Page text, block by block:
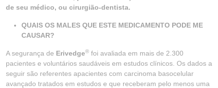
de seu médico, ou cirurgião-dentista.
QUAIS OS MALES QUE ESTE MEDICAMENTO PODE ME
CAUSAR?
A segurança de Erivedge® foi avaliada em mais de 2.300
pacientes e voluntários saudáveis em estudos clínicos. Os dados a
seguir são referentes apacientes com carcinoma basocelular
avançado tratados em estudos e que receberam pelo menos uma